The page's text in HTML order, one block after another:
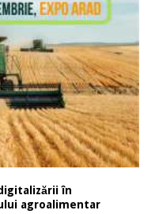
în
agroalimentar